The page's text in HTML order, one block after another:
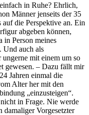
in Ruhe? Ehrlich,
Männer jenseits der 35
die Perspektive an. Ein
abgeben können,
in Person meines
Und auch als
mit einem um so
gewesen. – Dazu fällt mir
Jahren einmal die
Alter her mit den
„einzusteigen“.
in Frage. Nie werde
damaliger Vorgesetzter